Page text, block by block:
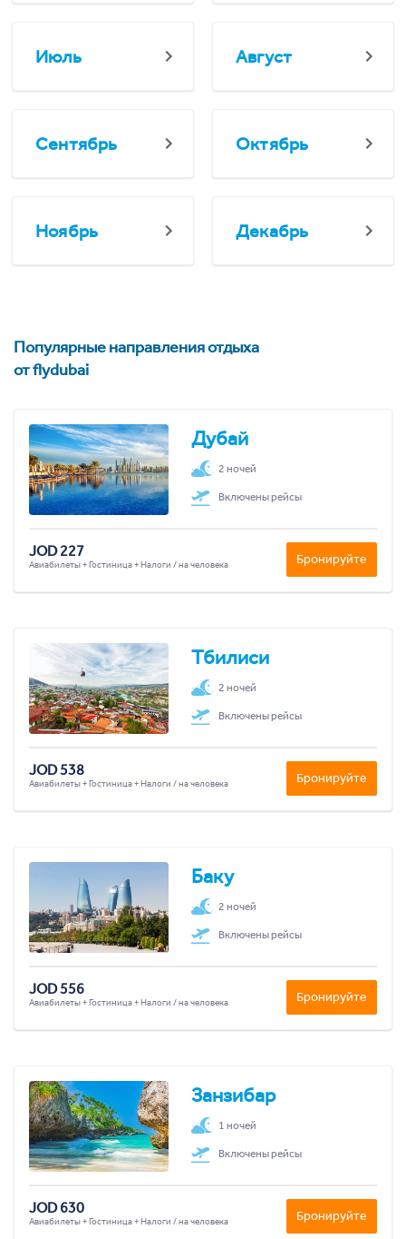
Июль Август
Сентябрь Октябрь
Ноябрь Декабрь
Популярные направления отдыха
от flydubai
Дубай
2 ночей
Включены рейсы
JOD 227
Авиабилеты + Гостиница + Налоги / на человека Бронируйте
Тбилиси
2 ночей
Включены рейсы
JOD 538
Авиабилеты + Гостиница + Налоги / на человека Бронируйте
Баку
2 ночей
Включены рейсы
JOD 556
Авиабилеты + Гостиница + Налоги / на человека Бронируйте
Занзибар
1 ночей
Включены рейсы
JOD 630
Авиабилеты + Гостиница + Налоги / на человека Бронируйте